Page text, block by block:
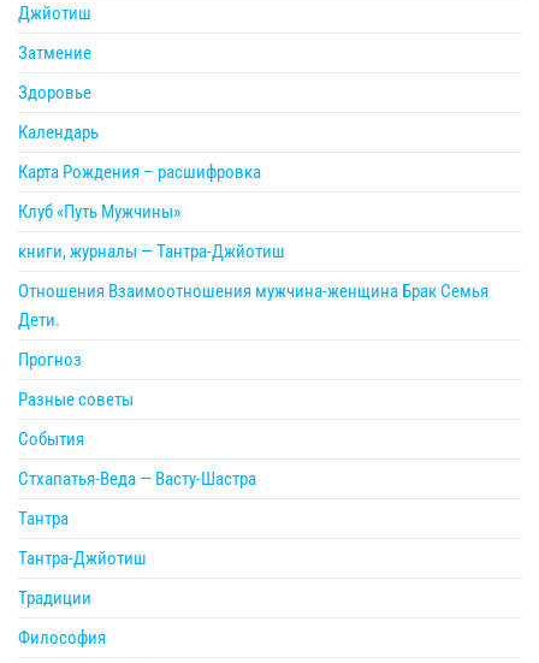
Джйотиш
Затмение
Здоровье
Календарь
Карта Рождения – расшифровка
Клуб «Путь Мужчины»
книги, журналы — Тантра-Джйотиш
Отношения Взаимоотношения мужчина-женщина Брак Семья
Дети.
Прогноз
Разные советы
События
Стхапатья-Веда — Васту-Шастра
Тантра
Тантра-Джйотиш
Традиции
Философия